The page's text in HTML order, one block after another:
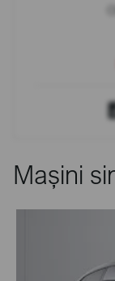
Mașini